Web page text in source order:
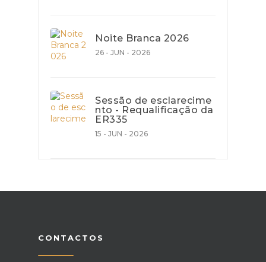
Noite Branca 2026
26 - JUN - 2026
Sessão de esclarecime
nto - Requalificação da
ER335
15 - JUN - 2026
CONTACTOS